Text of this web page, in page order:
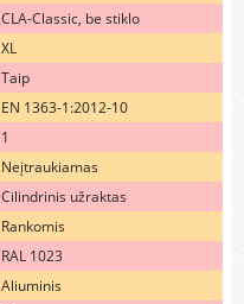
CLA-Classic, be stiklo
XL
Taip
EN 1363-1:2012-10
1
Neįtraukiamas
Cilindrinis užraktas
Rankomis
RAL 1023
Aliuminis